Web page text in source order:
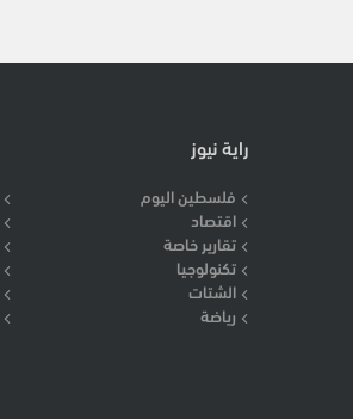
راية نيوز
فلسطين اليوم
اقتصاد
تقارير خاصة
تكنولوجيا
الشتات
رياضة